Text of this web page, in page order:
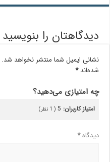
دیدگاهتان را بنویسید
نشانی ایمیل شما منتشر نخواهد شد.
شده‌اند*
چه امتیازی می‌دهید؟
امتیاز کاربران: 5
(
1 نظر)
دیدگاه*